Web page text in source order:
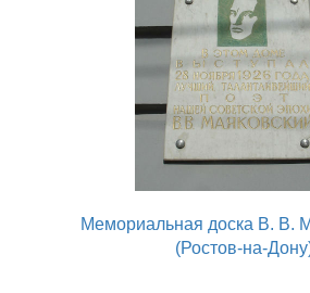
Мемориальная доска В. В.
(Ростов-на-